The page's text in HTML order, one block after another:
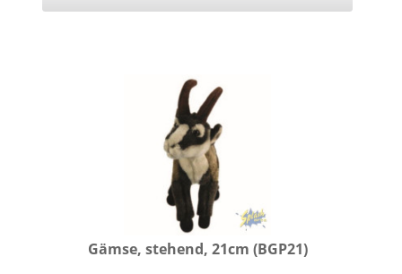
Gämse, stehend, 21cm (BGP21)